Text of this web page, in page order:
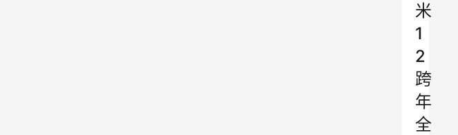
米
1
2
跨
年
全